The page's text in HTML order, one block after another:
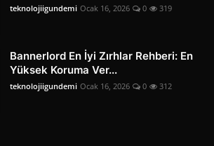
teknolojiigundemi Ocak 16, 2026 0 319
Bannerlord En İyi Zırhlar Rehberi: En
Yüksek Koruma Ver...
teknolojiigundemi Ocak 16, 2026 0 312